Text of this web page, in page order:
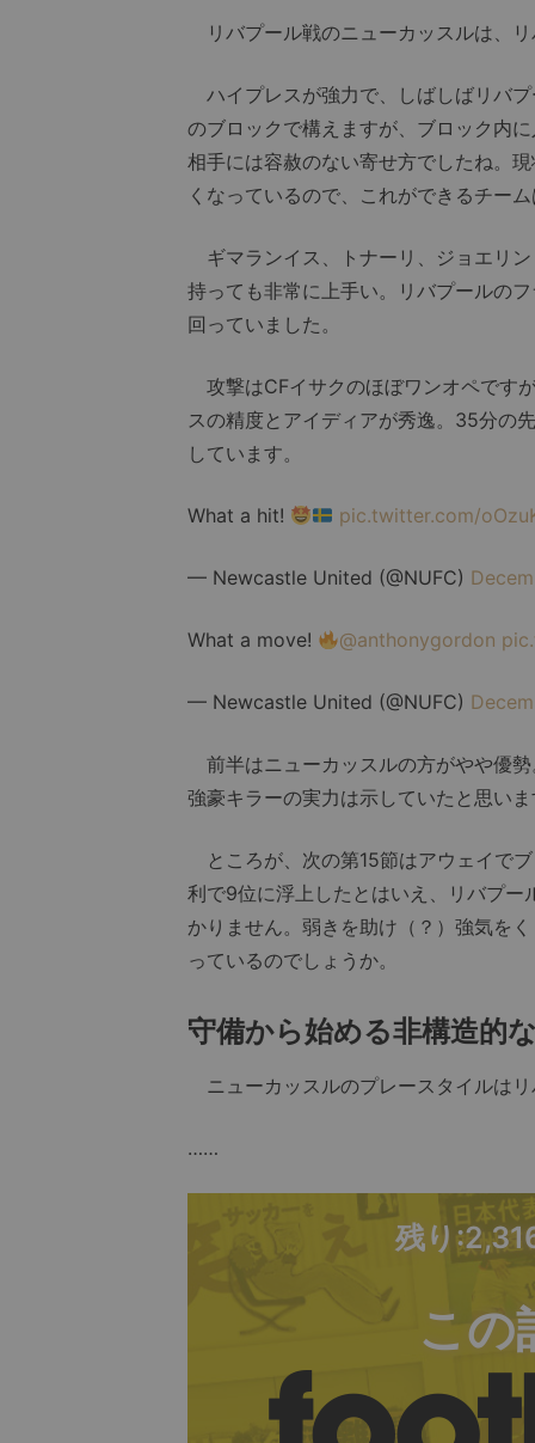
リバプール戦のニューカッスルは、
ハイプレスが強力で、しばしばリバ
のブロックで構えますが、ブロック内
相手には容赦のない寄せ方でしたね。
くなっているので、これができるチー
ギマランイス、トナーリ、ジョエリ
持っても非常に上手い。リバプールの
回っていました。
攻撃はCFイサクのほぼワンオペです
スの精度とアイディアが秀逸。35分の
しています。
What a hit! pic.twitter.com/
— Newcastle United (@NUFC)
What a move! @anthonygordon
— Newcastle United (@NUFC)
前半はニューカッスルの方がやや優
強豪キラーの実力は示していたと思い
ところが、次の第15節はアウェイで
利で9位に浮上したとはいえ、リバプ
かりません。弱きを助け（？）強気を
っているのでしょうか。
守備から始める非構造的
ニューカッスルのプレースタイルは
……
残り
この